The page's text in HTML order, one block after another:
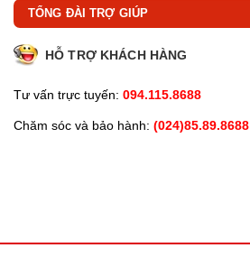
TỔNG ĐÀI TRỢ GIÚP
HỖ TRỢ KHÁCH HÀNG
Tư vấn trực tuyến: 094.115.8688
Chăm sóc và bảo hành: (024)85.89.8688